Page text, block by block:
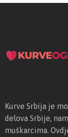
Kurve Srbija je
delova Srbije,
muškarcima.